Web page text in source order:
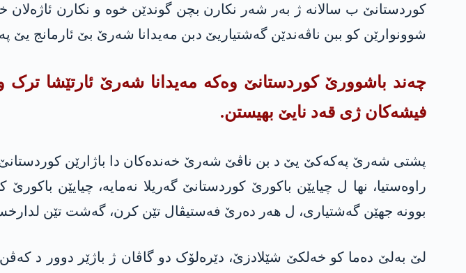
کوردستانێ ب سالانە ژ بەر شەر نکارن بچن گوندێن خوە و نکارن ئاژەلان
شوونوارێن کو ببن ناڤەندێن گەشتیاریێ دبن مه‌یدانا شەرێ بێ ئارمانج
چه‌ند باشوورێ کوردستانێ وەکە مه‌یدانا شەرێ ئارتێشا ترک
فیشەکان ژی قەد نایێ بهیستن.
پشتی شەرێ په‌كه‌كێ یێ د بن ناڤێ شەرێ خەندەکان دا باژارێن
راوەستیا، نها ل چیایێن باکورێ کوردستانێ گەریلا نەمایە، چیایێن
بوونە جهێن گەشتیاری، ل هەر دەرێ فەستیڤال تێن کرن، گەشت تێن
لێ بەلێ دەما کو خەلکێ شێلادزێ، دێرەلۆک دو گاڤان ژ باژێر دوور د